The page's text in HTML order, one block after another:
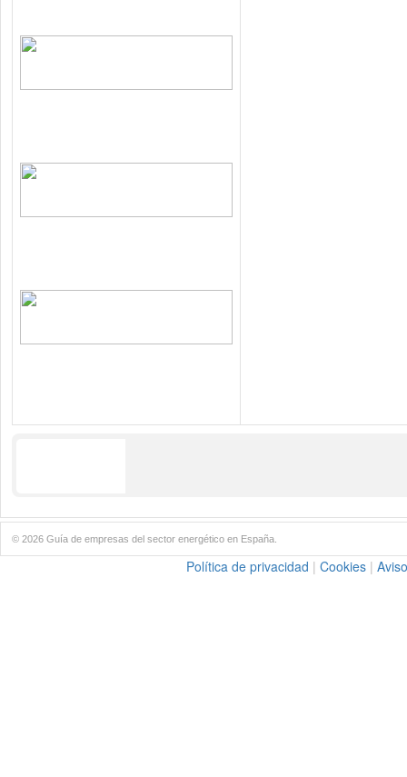
© 2026 Guía de empresas del sector energético en España.
Política de privacidad | Cookies |